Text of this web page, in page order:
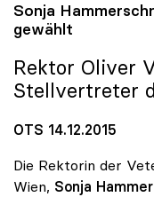
Sonja
gewählt
Rektor Oliver
Stellvertreter
OTS 14.12.2015
Die Rektorin der
Wien, Sonja